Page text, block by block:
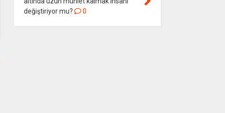
değiştiriyor mu?
0